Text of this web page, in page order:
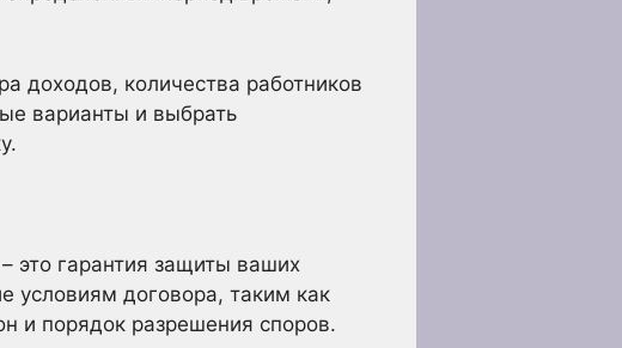
доходов, количества работников
варианты и выбрать
это гарантия защиты ваших
условиям договора, таким как
и порядок разрешения споров.